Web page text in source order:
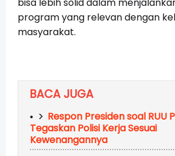
bisa lebih solid dalam
program yang relevan dengan
masyarakat.
BACA JUGA
Respon Presiden soal RUU
Tegaskan Polisi Kerja Sesuai
Kewenangannya